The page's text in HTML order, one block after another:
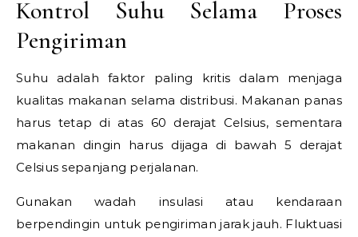
Kontrol Suhu Selama Proses
Pengiriman
Suhu adalah faktor paling kritis dalam menjaga
kualitas makanan selama distribusi. Makanan panas
harus tetap di atas 60 derajat Celsius, sementara
makanan dingin harus dijaga di bawah 5 derajat
Celsius sepanjang perjalanan.
Gunakan wadah insulasi atau kendaraan
berpendingin untuk pengiriman jarak jauh. Fluktuasi